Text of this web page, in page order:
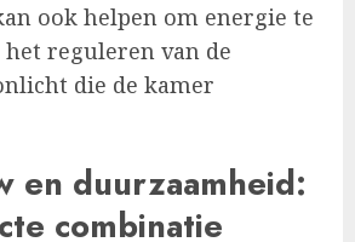
ook helpen om energie te
reguleren van de
die de kamer
en duurzaamheid:
combinatie